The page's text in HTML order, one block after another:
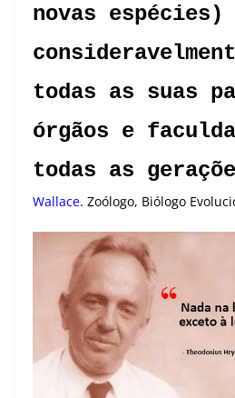
novas espécies)
todas as suas
órgãos e
todas as
Wallace. Zoólogo, Biólogo